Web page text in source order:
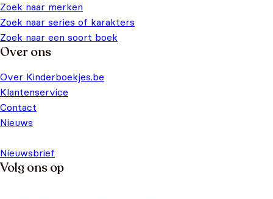
Zoek naar merken
Zoek naar series of karakters
Zoek naar een soort boek
Over ons
Over Kinderboekjes.be
Klantenservice
Contact
Nieuws
Nieuwsbrief
Volg ons op